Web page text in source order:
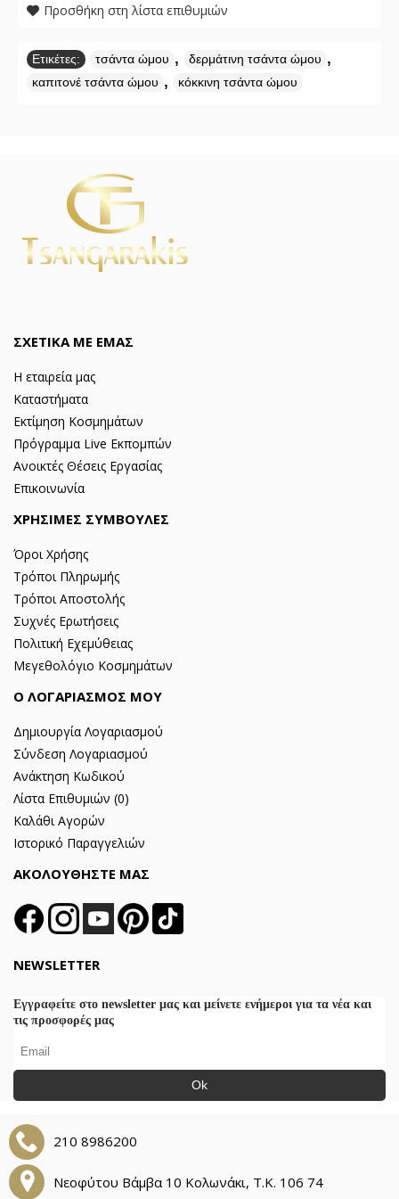
Προσθήκη στη λίστα επιθυμιών
Ετικέτες: τσάντα ώμου , δερμάτινη τσάντα ώμου ,
καπιτονέ τσάντα ώμου , κόκκινη τσάντα ώμου
ΣΧΕΤΙΚΑ ΜΕ ΕΜΑΣ
Η εταιρεία μας
Καταστήματα
Εκτίμηση Κοσμημάτων
Πρόγραμμα Live Εκπομπών
Ανοικτές Θέσεις Εργασίας
Επικοινωνία
ΧΡΗΣΙΜΕΣ ΣΥΜΒΟΥΛΕΣ
Όροι Χρήσης
Τρόποι Πληρωμής
Τρόποι Αποστολής
Συχνές Ερωτήσεις
Πολιτική Εχεμύθειας
Μεγεθολόγιο Κοσμημάτων
Ο ΛΟΓΑΡΙΑΣΜΟΣ ΜΟΥ
Δημιουργία Λογαριασμού
Σύνδεση Λογαριασμού
Ανάκτηση Κωδικού
Λίστα Επιθυμιών (0)
Καλάθι Αγορών
Ιστορικό Παραγγελιών
ΑΚΟΛΟΥΘΗΣΤΕ ΜΑΣ
NEWSLETTER
Εγγραφείτε στο newsletter μας και μείνετε ενήμεροι για τα νέα και
τις προσφορές μας
Ok
210 8986200
Νεοφύτου Βάμβα 10 Κολωνάκι, Τ.Κ. 106 74